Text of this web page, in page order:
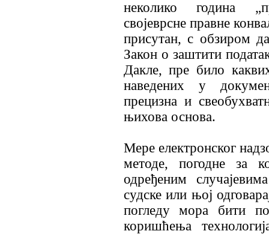
неколико година
својеврсне правне
присутан, с обзиром
Закон о заштити
Дакле, пре било
наведених у
прецизна и
њихова основа.
Мере електронског
методе, погодне за
одређеним
судске или њој
погледу мора бити
коришћења